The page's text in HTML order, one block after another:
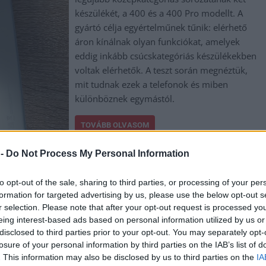
Do Not Process My Personal Information
opt-out of the sale, sharing to third parties, or processing of your
for targeted advertising by us, please use the below opt-out
selection. Please note that after your opt-out request is processed
interest-based ads based on personal information utilized by us
to third parties prior to your opt-out. You may separately
of your personal information by third parties on the IAB’s list of
This information may also be disclosed by us to third parties on the
készülékét, a 400 és a 400 Pro modellt. A
gyártó célja egyértelműnek tűnik: elérhető
áron kínálnak olyan funkciókat, amelyek
eddig inkább csúcskategóriás készülékekben
voltak elérhetők. A teszt során megnéztük,
mit tudnak ezek a telefonok és miben
különböznek egymástól.
TOVÁBB OLVASOM
HONOR Magic5 Pro, később érkezik a
A HONOR Magic5 Pro komoly áttörés mind